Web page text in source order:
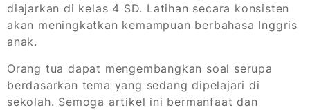
diajarkan di kelas 4 SD. Latihan secara konsisten
akan meningkatkan kemampuan berbahasa Inggris
anak.
Orang tua dapat mengembangkan soal serupa
berdasarkan tema yang sedang dipelajari di
sekolah. Semoga artikel ini bermanfaat dan